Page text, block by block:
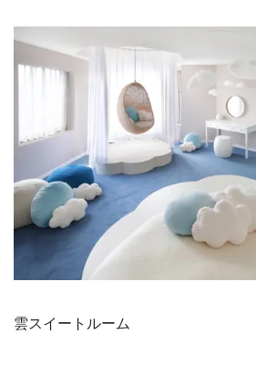
雲スイートルーム